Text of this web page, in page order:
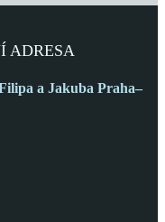
ADRESA
a Jakuba Praha–